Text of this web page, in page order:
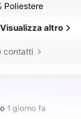
Poliestere
Visualizza altro
contatti
minuti fa